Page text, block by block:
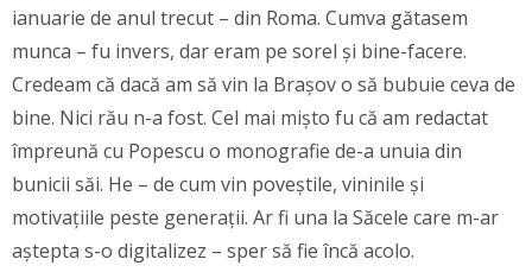
ianuarie de anul trecut – din Roma. Cumva gătasem
munca – fu invers, dar eram pe sorel și bine-facere.
Credeam că dacă am să vin la Brașov o să bubuie ceva de
bine. Nici rău n-a fost. Cel mai mișto fu că am redactat
împreună cu Popescu o monografie de-a unuia din
bunicii săi. He – de cum vin poveștile, vininile și
motivațiile peste generații. Ar fi una la Săcele care m-ar
aștepta s-o digitalizez – sper să fie încă acolo.